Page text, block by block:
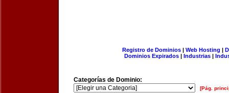
Registro de Dominios| Web Hosting |
Dominios Expirados | Industrias |
Categorías de Dominio:
[Pág.